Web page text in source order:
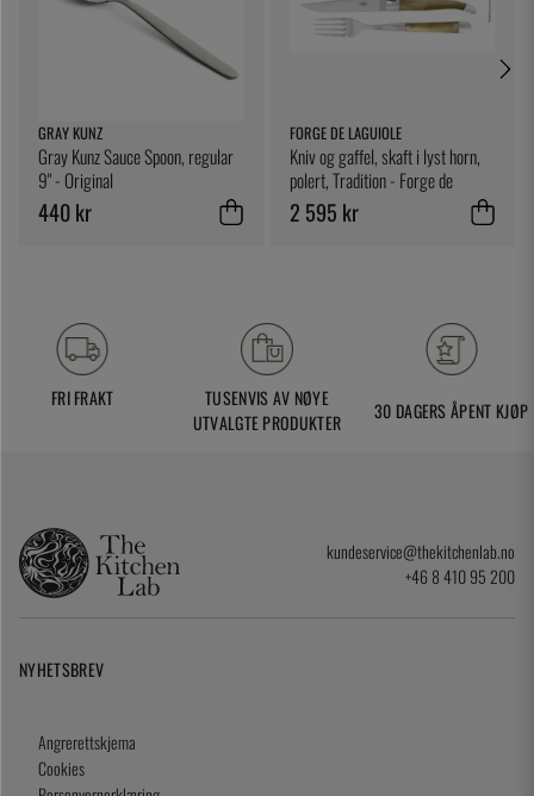
GRAY KUNZ
Gray Kunz Sauce Spoon, regular
9" - Original
440 kr
FORGE DE LAGUIOLE
Kniv og gaffel, skaft i lyst horn,
polert, Tradition - Forge de
Laguiole
2 595 kr
FRI FRAKT
TUSENVIS AV NØYE
UTVALGTE PRODUKTER
30 DAGERS ÅPENT KJØP
kundeservice@thekitchenlab.no
+46 8 410 95 200
NYHETSBREV
Angrerettskjema
Cookies